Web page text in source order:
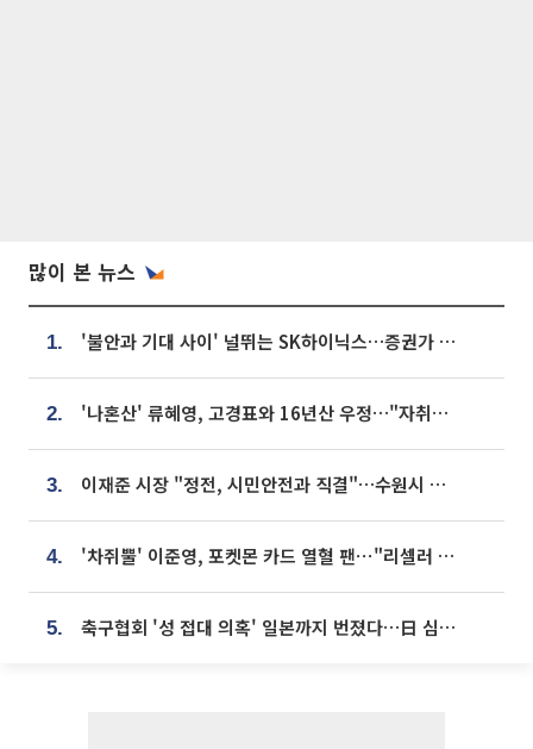
많이 본 뉴스
1. '불안과 기대 사이' 널뛰는 SK하이닉스…증권가 "HBM4·LTA 기반 펀터멘털 견고"
2. '나혼산' 류혜영, 고경표와 16년산 우정…"자취방서 부모님과 마주쳐"
3. 이재준 시장 "정전, 시민안전과 직결"…수원시 비상대응체계 가동
4. '차쥐뿔' 이준영, 포켓몬 카드 열혈 팬⋯"리셀러 처단할 것"
5. 축구협회 '성 접대 의혹' 일본까지 번졌다…日 심판 실명 공개